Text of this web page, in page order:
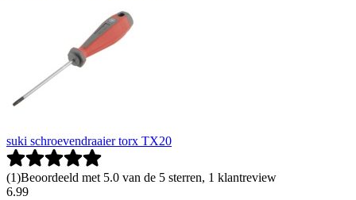
suki schroevendraaier torx TX20
(1)Beoordeeld met 5.0 van de 5 sterren, 1 klantreview
6.99